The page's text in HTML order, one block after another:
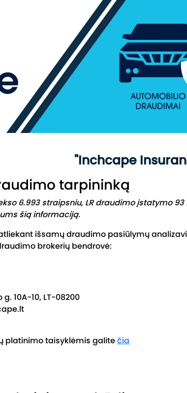
"Inchcape
tarpininką
6.993 straipsniu, LR draudimo įstatymo
šią informaciją.
išsamų draudimo pasiūlymų
brokerių bendrovė:
10A-10, LT-08200
platinimo taisyklėmis galitečia